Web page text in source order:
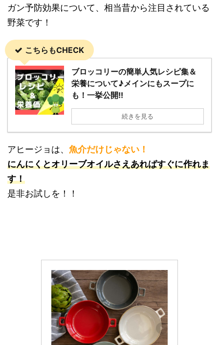
ガン予防効果について、相当昔から注目されている
野菜です！
こちらもCHECK
ブロッコリーの簡単人気レシピ集＆
栄養について♪メインにもスープに
も！一挙公開!!
続きを見る
アヒージョは、 魚介だけじゃない！
にんにくとオリーブオイルさえあればすぐに作れま
す！
是非お試しを！！